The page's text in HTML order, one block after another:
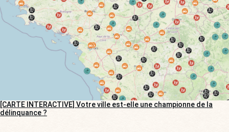
[CARTE INTERACTIVE] Votre ville est-elle une championne de la
délinquance ?